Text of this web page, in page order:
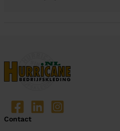
Contact